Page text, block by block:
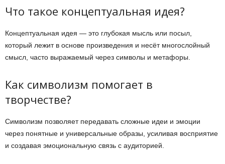
Что такое концептуальная идея?
Концептуальная идея — это глубокая мысль или посыл,
который лежит в основе произведения и несёт многослойный
смысл, часто выражаемый через символы и метафоры.
Как символизм помогает в
творчестве?
Символизм позволяет передавать сложные идеи и эмоции
через понятные и универсальные образы, усиливая восприятие
и создавая эмоциональную связь с аудиторией.